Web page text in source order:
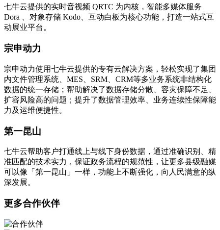
七牛云提供的实时音视频 QRTC 为内核，智能多媒体服务
Dora 、对象存储 Kodo、互动白板为核心功能，打造一站式互
动展业平台。
宗申动力
宗申动力使用七牛云提供的专有云解决方案，轻松实现了集团
内文件管理系统、MES、SRM、CRM等多业务系统非结构化
数据的统一存储；帮助解决了数据存储分散、容灾保障不足、
扩容风险高的问题；提升了数据管理效率、业务连续性保障能
力及运维便捷性。
第一昆山
七牛云帮助客户打通线上与线下身份数据，通过准确识别、精
准匹配的技术实力，保证政务流程的规范性，让更多县级融媒
可以像「第一昆山」一样，功能上不断强化，向人民满意的纵
深发展。
更多合作伙伴